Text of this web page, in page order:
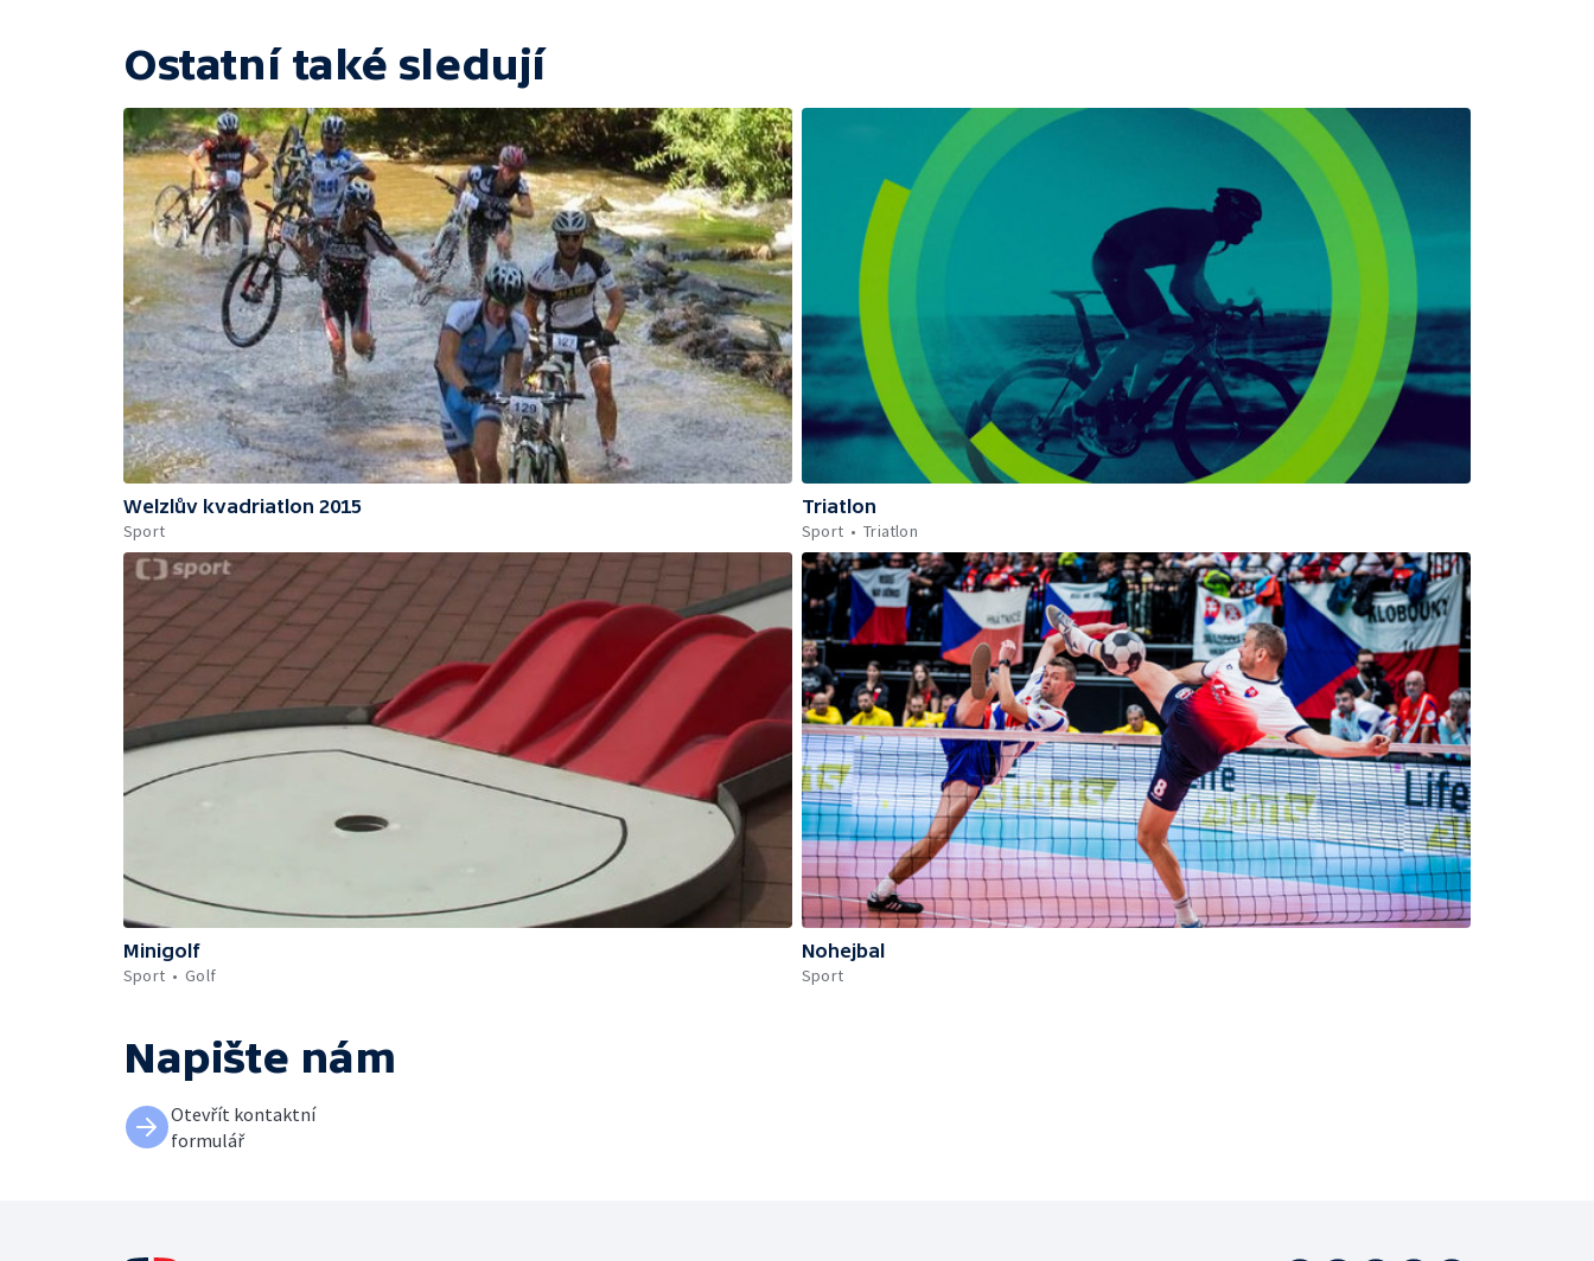
Ostatní také sledují
Welzlův kvadriatlon 2015
Sport
Triatlon
Sport
Triatlon
Minigolf
Sport
Golf
Nohejbal
Sport
Napište nám
Otevřít kontaktní
formulář